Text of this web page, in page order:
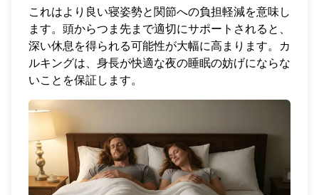
これはより良い寝姿勢と関節への負担軽減を意味し
ます。頭からつま先まで適切にサポートされると、
深い休息を得られる可能性が大幅に高まります。カ
ルキングは、身長が快適な夜の睡眠の妨げにならな
いことを保証します。